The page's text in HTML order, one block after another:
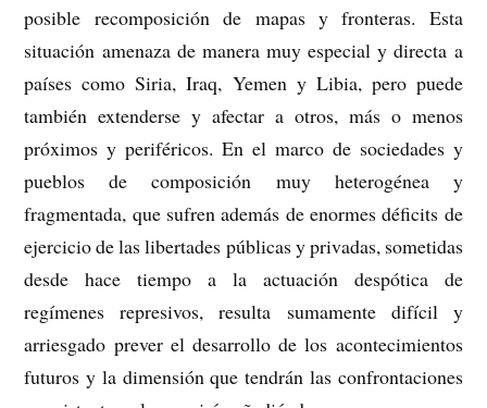
posible recomposición de mapas y fronteras. Esta
situación amenaza de manera muy especial y directa a
países como Siria, Iraq, Yemen y Libia, pero puede
también extenderse y afectar a otros, más o menos
próximos y periféricos. En el marco de sociedades y
pueblos de composición muy heterogénea y
fragmentada, que sufren además de enormes déficits de
ejercicio de las libertades públicas y privadas, sometidas
desde hace tiempo a la actuación despótica de
regímenes represivos, resulta sumamente difícil y
arriesgado prever el desarrollo de los acontecimientos
futuros y la dimensión que tendrán las confrontaciones